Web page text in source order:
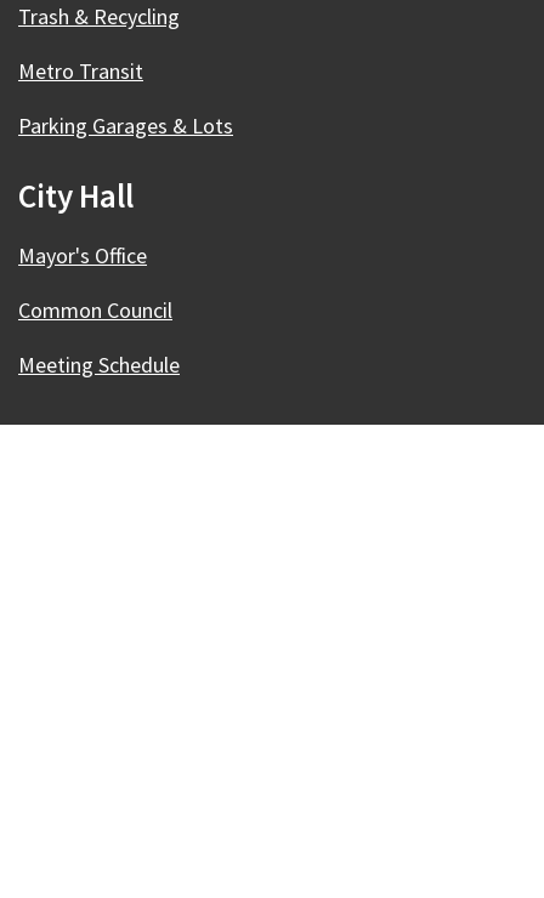
Trash & Recycling
Metro Transit
Parking Garages & Lots
City Hall
Mayor's Office
Common Council
Meeting Schedule